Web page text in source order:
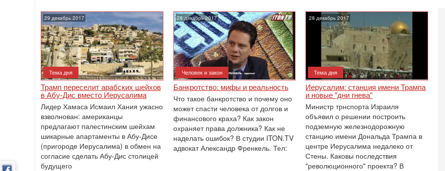
29 декабрь 2017
Тема дня
Трамп переселит арабских шейхов
в Абу-Дис вместо Иерусалима
Лидер Хамаса Исмаил Хания ужасно
взволнован: американцы
предлагают палестинским шейхам
шикарные апартаменты в Абу-Дисе
(пригороде Иерусалима) в обмен на
согласие сделать Абу-Дис столицей
будущего
28 декабрь 2017
Человек и закон
Банкротство: мифы и реальность
Что такое банкротство и почему оно
может спасти человека от долгов и
финансового краха? Как закон
охраняет права должника? Как не
наделать ошибок? В студии ITON.TV
адвокат Александр Френкель. Тел:
28 декабрь 2017
Тема дня
Иерусалим: станция имени Трампа
и новые "дни гнева"
Министр трнспорта Израиля
объявил о решении построить
подземную железнодорожную
станцию имени Дональда Трампа в
центре Иерусалима недалеко от
Стены. Каковы последствия
"революционного" проекта? В